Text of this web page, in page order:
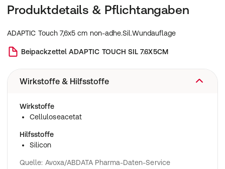
Produktdetails & Pflichtangaben
ADAPTIC Touch 7,6x5 cm non-adhe.Sil.Wundauflage
Beipackzettel ADAPTIC TOUCH SIL 7.6X5CM
Wirkstoffe & Hilfsstoffe
Wirkstoffe
Celluloseacetat
Hilfsstoffe
Silicon
Quelle: Avoxa/ABDATA Pharma-Daten-Service